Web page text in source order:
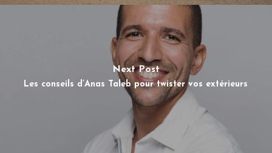
Next Post
Les conseils d’Anas Taleb pour twister vos extérieurs